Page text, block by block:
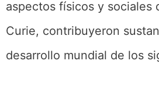
aspectos físicos y sociales
Curie, contribuyeron
desarrollo mundial de los